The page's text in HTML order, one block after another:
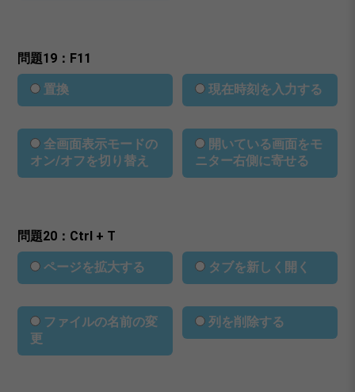
問題19：F11
置換 現在時刻を入力する
全画面表示モードの
オン/オフを切り替え
開いている画面をモ
ニター右側に寄せる
問題20：Ctrl + T
ページを拡大する タブを新しく開く
ファイルの名前の変
更
列を削除する